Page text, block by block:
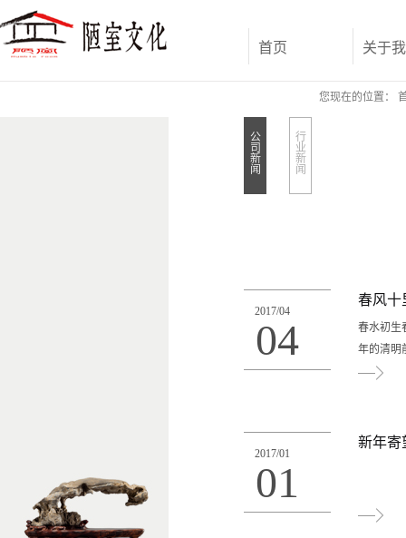
首页 关于
您现在的位置：
公
司
新
闻
行
业
新
闻
2017/04
04
春风十
春水初生
年的清明
染，因此
2017/01
01
新年寄